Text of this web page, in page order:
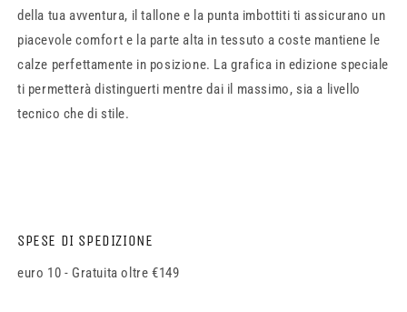
della tua avventura, il tallone e la punta imbottiti ti assicurano un
piacevole comfort e la parte alta in tessuto a coste mantiene le
calze perfettamente in posizione. La grafica in edizione speciale
ti permetterà distinguerti mentre dai il massimo, sia a livello
tecnico che di stile.
SPESE DI SPEDIZIONE
euro 10 - Gratuita oltre €149